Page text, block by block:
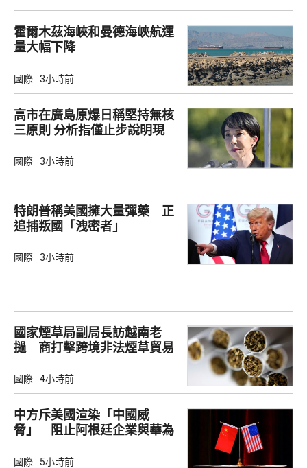
霍爾木茲海峽和曼德海峽航運
量大幅下降
國際 3小時前
高市在廣島原爆日稱堅持無核
三原則 分析指僅止步說明現
國際 3小時前
特朗普稱美國擁大量彈藥 正
追捕叛國「洩密者」
國際 3小時前
國家煙草局副局長訪越南老
撾 商打擊跨境非法煙草貿易
國際 4小時前
中方斥美國渲染「中國威
脅」 阻止阿根廷企業與華為
國際 5小時前